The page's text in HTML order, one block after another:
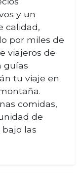
y un
calidad,
por miles de
viajeros de
guías
tu viaje en
comidas,
de
las